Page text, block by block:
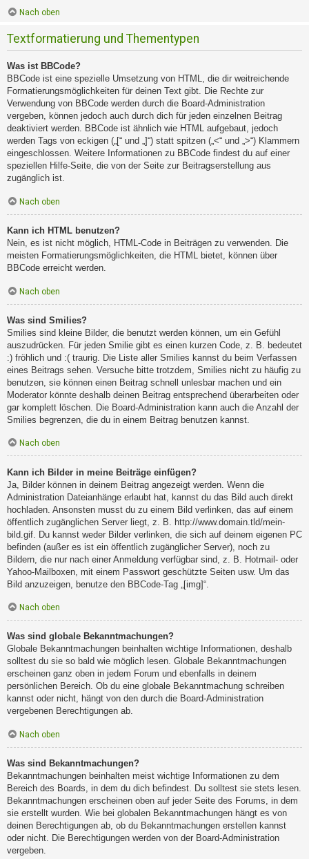
Nach oben
Textformatierung und Thementypen
Was ist BBCode?
BBCode ist eine spezielle Umsetzung von HTML, die dir weitreichende
Formatierungsmöglichkeiten für deinen Text gibt. Die Rechte zur
Verwendung von BBCode werden durch die Board-Administration
vergeben, können jedoch auch durch dich für jeden einzelnen Beitrag
deaktiviert werden. BBCode ist ähnlich wie HTML aufgebaut, jedoch
werden Tags von eckigen („[“ und „]“) statt spitzen („<“ und „>“) Klammern
eingeschlossen. Weitere Informationen zu BBCode findest du auf einer
speziellen Hilfe-Seite, die von der Seite zur Beitragserstellung aus
zugänglich ist.
Nach oben
Kann ich HTML benutzen?
Nein, es ist nicht möglich, HTML-Code in Beiträgen zu verwenden. Die
meisten Formatierungsmöglichkeiten, die HTML bietet, können über
BBCode erreicht werden.
Nach oben
Was sind Smilies?
Smilies sind kleine Bilder, die benutzt werden können, um ein Gefühl
auszudrücken. Für jeden Smilie gibt es einen kurzen Code, z. B. bedeutet
:) fröhlich und :( traurig. Die Liste aller Smilies kannst du beim Verfassen
eines Beitrags sehen. Versuche bitte trotzdem, Smilies nicht zu häufig zu
benutzen, sie können einen Beitrag schnell unlesbar machen und ein
Moderator könnte deshalb deinen Beitrag entsprechend überarbeiten oder
gar komplett löschen. Die Board-Administration kann auch die Anzahl der
Smilies begrenzen, die du in einem Beitrag benutzen kannst.
Nach oben
Kann ich Bilder in meine Beiträge einfügen?
Ja, Bilder können in deinem Beitrag angezeigt werden. Wenn die
Administration Dateianhänge erlaubt hat, kannst du das Bild auch direkt
hochladen. Ansonsten musst du zu einem Bild verlinken, das auf einem
öffentlich zugänglichen Server liegt, z. B. http://www.domain.tld/mein-
bild.gif. Du kannst weder Bilder verlinken, die sich auf deinem eigenen PC
befinden (außer es ist ein öffentlich zugänglicher Server), noch zu
Bildern, die nur nach einer Anmeldung verfügbar sind, z. B. Hotmail- oder
Yahoo-Mailboxen, mit einem Passwort geschützte Seiten usw. Um das
Bild anzuzeigen, benutze den BBCode-Tag „[img]“.
Nach oben
Was sind globale Bekanntmachungen?
Globale Bekanntmachungen beinhalten wichtige Informationen, deshalb
solltest du sie so bald wie möglich lesen. Globale Bekanntmachungen
erscheinen ganz oben in jedem Forum und ebenfalls in deinem
persönlichen Bereich. Ob du eine globale Bekanntmachung schreiben
kannst oder nicht, hängt von den durch die Board-Administration
vergebenen Berechtigungen ab.
Nach oben
Was sind Bekanntmachungen?
Bekanntmachungen beinhalten meist wichtige Informationen zu dem
Bereich des Boards, in dem du dich befindest. Du solltest sie stets lesen.
Bekanntmachungen erscheinen oben auf jeder Seite des Forums, in dem
sie erstellt wurden. Wie bei globalen Bekanntmachungen hängt es von
deinen Berechtigungen ab, ob du Bekanntmachungen erstellen kannst
oder nicht. Die Berechtigungen werden von der Board-Administration
vergeben.